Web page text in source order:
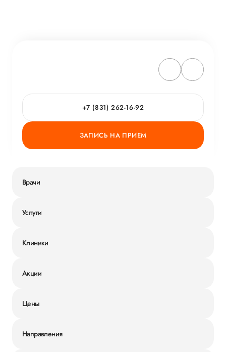
+7 (831) 262-16-92
ЗАПИСЬ НА ПРИЕМ
Врачи
Услуги
Клиники
Акции
Цены
Направления